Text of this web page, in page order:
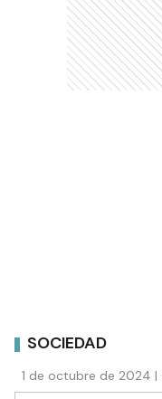
SOCIEDAD
1 de octubre de 2024